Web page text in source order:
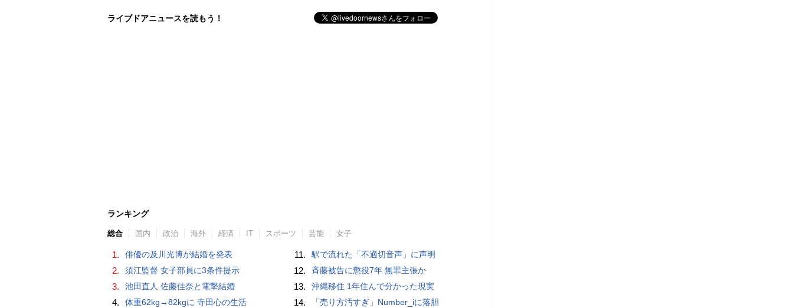
ライブドアニュースを読もう！
ランキング
総合 国内 政治 海外 経済 IT スポーツ 芸能 女子
1. 俳優の及川光博が結婚を発表
2. 須江監督 女子部員に3条件提示
3. 池田直人 佐藤佳奈と電撃結婚
4. 体重62kg→82kgに 寺田心の生活
11. 駅で流れた「不適切音声」に声明
12. 斉藤被告に懲役7年 無罪主張か
13. 沖縄移住 1年住んで分かった現実
14. 「売り方汚すぎ」Number_iに落胆